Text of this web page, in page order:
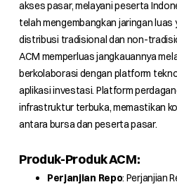
akses pasar, melayani peserta
telah mengembangkan jaringan
distribusi tradisional dan non-
ACM memperluas jangkauannya
berkolaborasi dengan platform
aplikasi investasi. Platform
infrastruktur terbuka, memastikan
antara bursa dan peserta pasar.
Produk-Produk ACM:
Perjanjian Repo: Perjanjian